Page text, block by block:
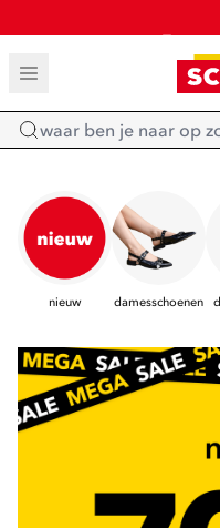
TOT
nieuw damesschoenen